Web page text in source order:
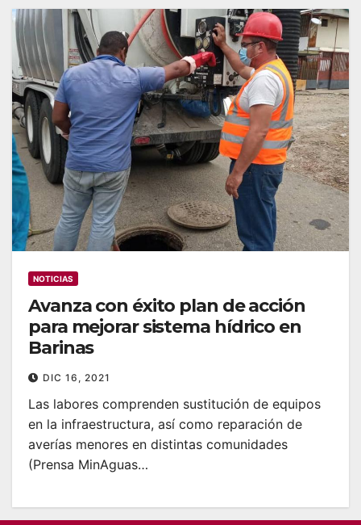
NOTICIAS
Avanza con éxito plan de acción
para mejorar sistema hídrico en
Barinas
DIC 16, 2021
Las labores comprenden sustitución de equipos
en la infraestructura, así como reparación de
averías menores en distintas comunidades
(Prensa MinAguas…